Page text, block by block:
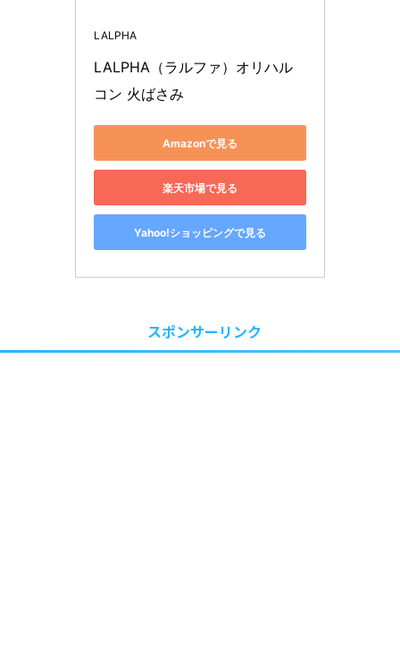
LALPHA
LALPHA（ラルファ）オリハル
コン 火ばさみ
Amazonで見る
楽天市場で見る
Yahoo!ショッピングで見る
スポンサーリンク